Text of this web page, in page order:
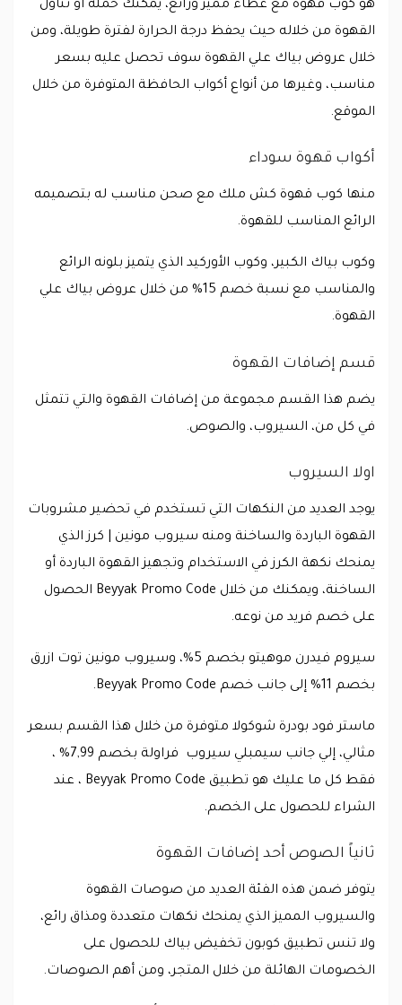
هو كوب قهوة مع غطاء مميز ورائع، يمكنك حمله أو تناول
القهوة من خلاله حيث يحفظ درجة الحرارة لفترة طويلة، ومن
خلال عروض بياك علي القهوة سوف تحصل عليه بسعر
مناسب، وغيرها من أنواع أكواب الحافظة المتوفرة من خلال
الموقع.
أكواب قهوة سوداء
منها كوب قهوة كش ملك مع صحن مناسب له بتصميمه
الرائع المناسب للقهوة.
وكوب بياك الكبير، وكوب الأوركيد الذي يتميز بلونه الرائع
والمناسب مع نسبة خصم 15% من خلال عروض بياك علي
القهوة.
قسم إضافات القهوة
يضم هذا القسم مجموعة من إضافات القهوة والتي تتمثل
في كل من، السيروب، والصوص.
اولا السيروب
يوجد العديد من النكهات التي تستخدم في تحضير مشروبات
القهوة الباردة والساخنة ومنه سيروب مونين | كرز الذي
يمنحك نكهة الكرز في الاستخدام وتجهيز القهوة الباردة أو
الساخنة، ويمكنك من خلال Beyyak Promo Code الحصول
على خصم فريد من نوعه.
سيروم فيدرن موهيتو بخصم 5%، وسيروب مونين توت ازرق
بخصم 11% إلى جانب خصم Beyyak Promo Code.
ماستر فود بودرة شوكولا متوفرة من خلال هذا القسم بسعر
مثالي، إلي جانب سيمبلي سيروب فراولة بخصم 7,99% ،
فقط كل ما عليك هو تطبيق Beyyak Promo Code ، عند
الشراء للحصول على الخصم.
ثانياً الصوص أحد إضافات القهوة
يتوفر ضمن هذه الفئة العديد من صوصات القهوة
والسيروب المميز الذي يمنحك نكهات متعددة ومذاق رائع،
ولا تنس تطبيق كوبون تخفيض بياك للحصول على
الخصومات الهائلة من خلال المتجر، ومن أهم الصوصات.